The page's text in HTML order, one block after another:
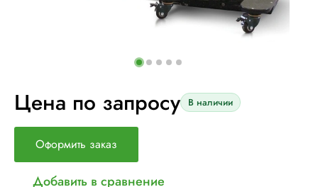
Цена по запросу В наличии
Оформить заказ
Добавить в сравнение